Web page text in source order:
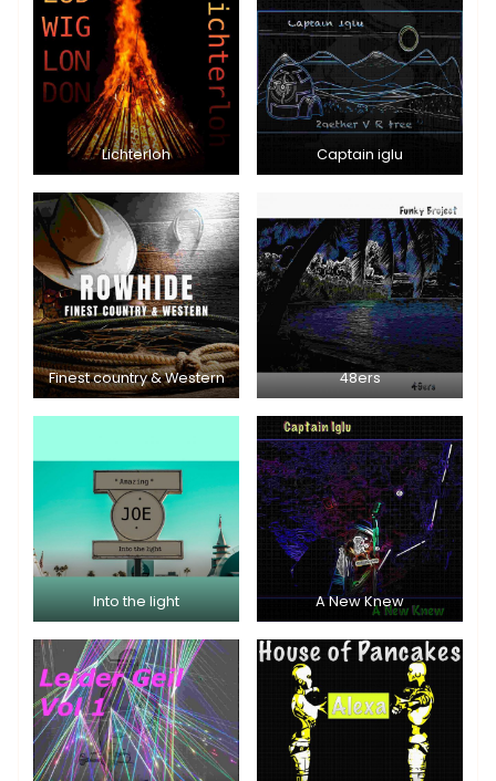
Lichterloh Captain iglu
Finest country & Western 48ers
Into the light A New Knew